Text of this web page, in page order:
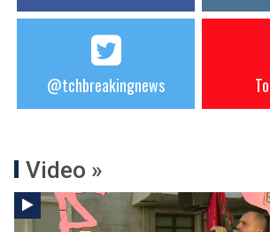
@tchbreakingnews
Video »